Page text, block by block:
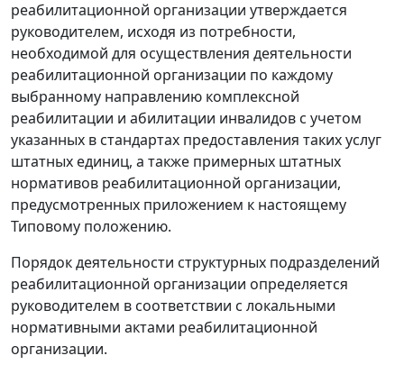
реабилитационной организации утверждается
руководителем, исходя из потребности,
необходимой для осуществления деятельности
реабилитационной организации по каждому
выбранному направлению комплексной
реабилитации и абилитации инвалидов с учетом
указанных в стандартах предоставления таких услуг
штатных единиц, а также примерных штатных
нормативов реабилитационной организации,
предусмотренных приложением к настоящему
Типовому положению.
Порядок деятельности структурных подразделений
реабилитационной организации определяется
руководителем в соответствии с локальными
нормативными актами реабилитационной
организации.